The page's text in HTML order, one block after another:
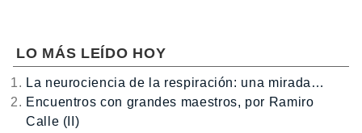
LO MÁS LEÍDO HOY
La neurociencia de la respiración: una mirada…
Encuentros con grandes maestros, por Ramiro
Calle (II)